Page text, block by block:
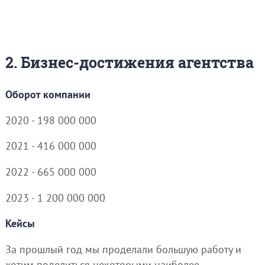
2. Бизнес-достижения агентства
Оборот компании
2020 - 198 000 000
2021 - 416 000 000
2022 - 665 000 000
2023 - 1 200 000 000
Кейсы
За прошлый год мы проделали большую работу и